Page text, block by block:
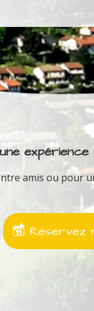
expérience
amis ou pour
Réservez